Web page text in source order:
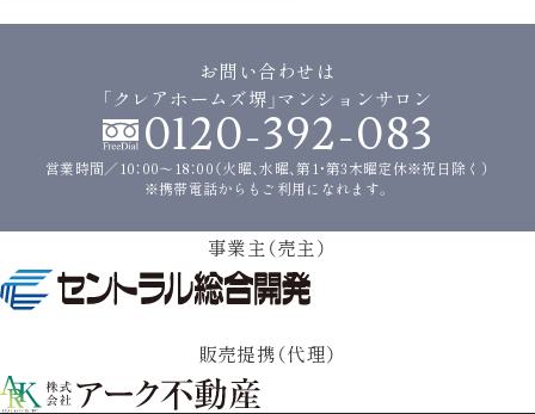
お問い合わせは
「クレアホームズ堺」マンションサロン
0120-392-083
営業時間／10：00〜18：00（火曜、水曜、第1・第3木曜定休※祝日除く）
※携帯電話からもご利用になれます。
事業主（売主）
販売提携（代理）